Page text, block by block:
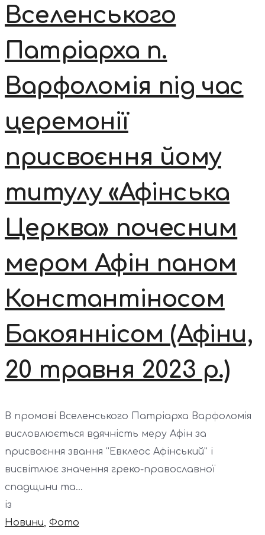
Вселенського
Патріарха п.
Варфоломія під час
церемонії
присвоєння йому
титулу «Афінська
Церква» почесним
мером Афін паном
Константіносом
Бакояннісом (Афіни,
20 травня 2023 р.)
В промові Вселенського Патріарха Варфоломія
висловлюється вдячність меру Афін за
присвоєння звання “Евклеос Афінський” і
висвітлює значення греко-православної
спадщини та...
із
Новини, Фото